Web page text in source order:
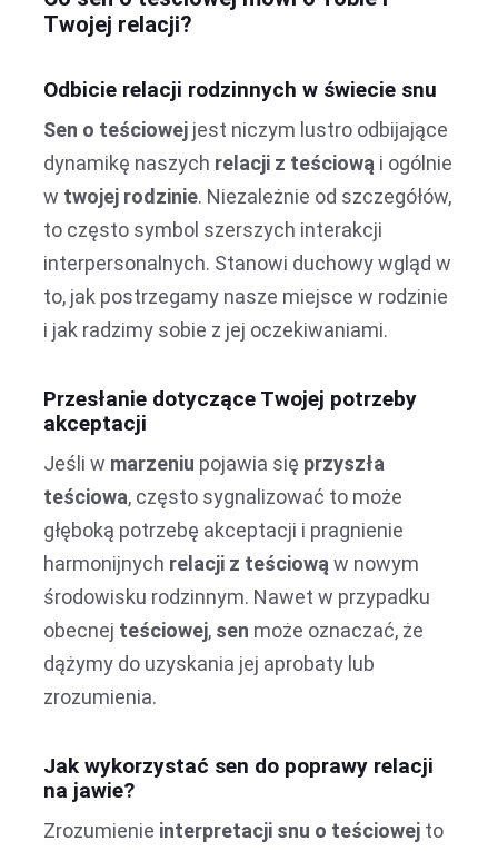
Twojej relacji?
Odbicie relacji rodzinnych w świecie snu
Sen o teściowej jest niczym lustro odbijające
dynamikę naszych relacji z teściową i ogólnie
w twojej rodzinie. Niezależnie od szczegółów,
to często symbol szerszych interakcji
interpersonalnych. Stanowi duchowy wgląd w
to, jak postrzegamy nasze miejsce w rodzinie
i jak radzimy sobie z jej oczekiwaniami.
Przesłanie dotyczące Twojej potrzeby
akceptacji
Jeśli w marzeniu pojawia się przyszła
teściowa, często sygnalizować to może
głęboką potrzebę akceptacji i pragnienie
harmonijnych relacji z teściową w nowym
środowisku rodzinnym. Nawet w przypadku
obecnej teściowej, sen może oznaczać, że
dążymy do uzyskania jej aprobaty lub
zrozumienia.
Jak wykorzystać sen do poprawy relacji
na jawie?
Zrozumienie interpretacji snu o teściowej to